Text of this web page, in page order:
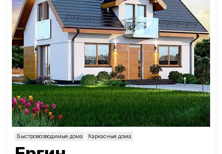
Быстровозводимые дома Каркасные дома